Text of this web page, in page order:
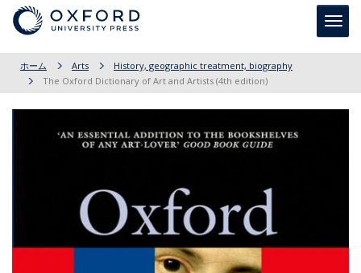
ホーム Arts
History, geographic treatment, biography
The Oxford Dictionary of Art and Artists (4th edition)